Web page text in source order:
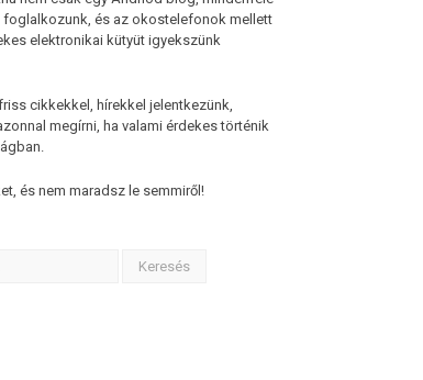
foglalkozunk, és az okostelefonok mellett
elektronikai kütyüt igyekszünk
cikkekkel, hírekkel jelentkezünk,
megírni, ha valami érdekes történik
és nem maradsz le semmiről!